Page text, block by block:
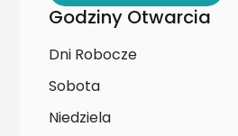
Godziny Otwarcia
Dni Robocze
Sobota
Niedziela